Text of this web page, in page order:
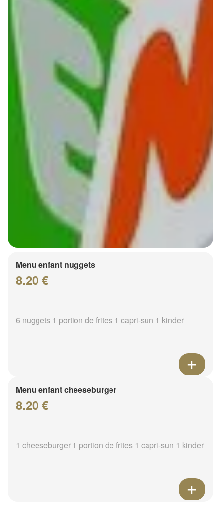
Menu enfant nuggets
8.20 €
6 nuggets 1 portion de frites 1 capri-sun 1 kinder
Menu enfant cheeseburger
8.20 €
1 cheeseburger 1 portion de frites 1 capri-sun 1 kinder